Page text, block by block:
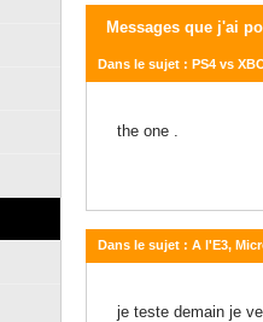
Messages que j'ai
Dans le sujet : PS4 vs
the one .
Dans le sujet : A l'E3,
je teste demain je